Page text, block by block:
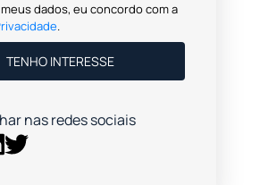
dados, eu concordo com a
.
TENHO INTERESSE
nas redes sociais